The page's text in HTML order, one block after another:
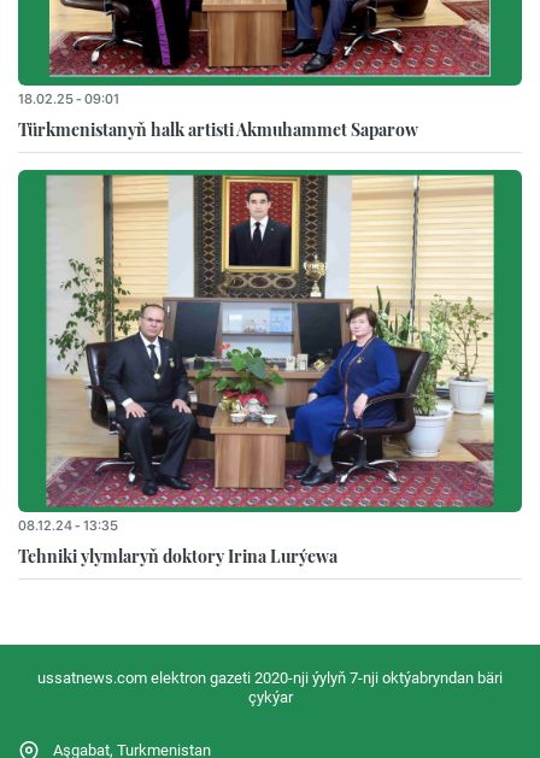
18.02.25 - 09:01
Türkmenistanyň halk artisti Akmuhammet Saparow
08.12.24 - 13:35
Tehniki ylymlaryň doktory Irina Lurýewa
ussatnews.com elektron gazeti 2020-nji ýylyň 7-nji oktýabryndan bäri
çykýar
Aşgabat, Turkmenistan